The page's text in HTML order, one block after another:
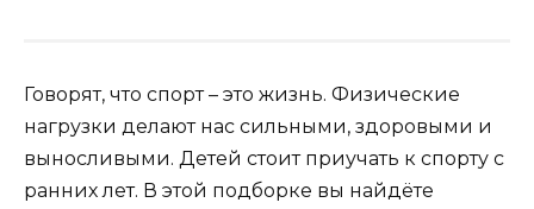
Говорят, что спорт – это жизнь. Физические
нагрузки делают нас сильными, здоровыми и
выносливыми. Детей стоит приучать к спорту с
ранних лет. В этой подборке вы найдёте